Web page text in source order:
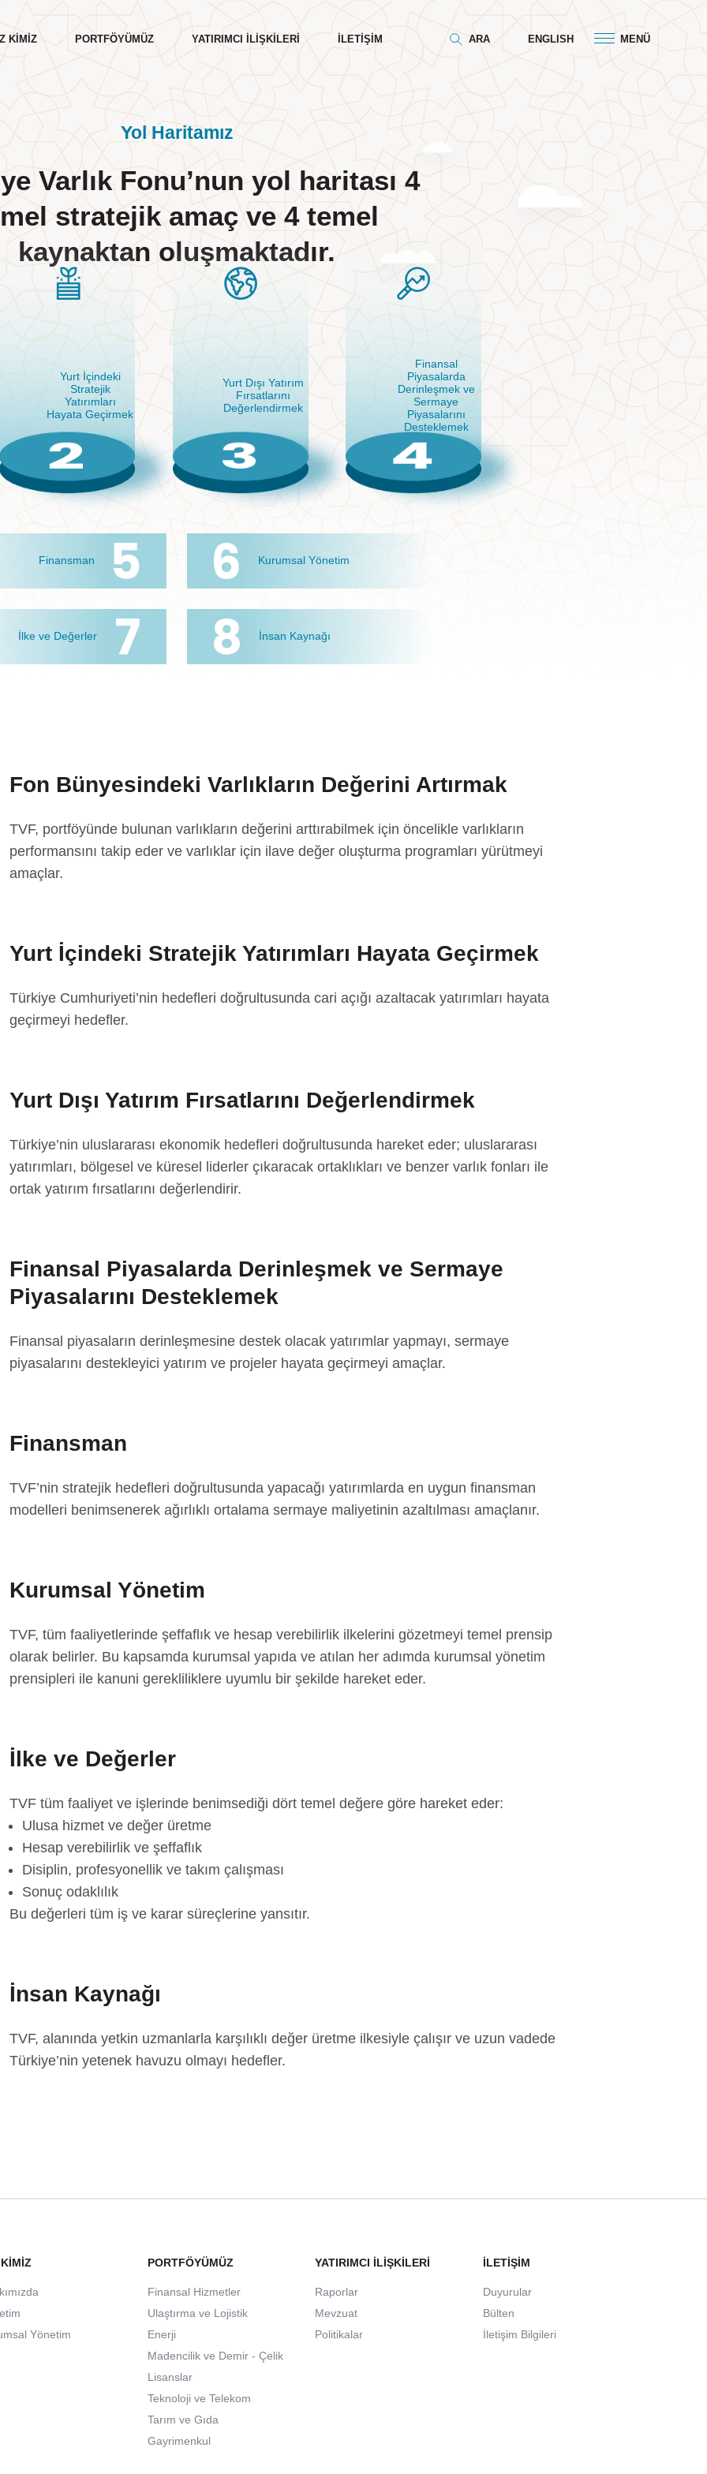
KIMIZ PORTFÖYÜMÜZ YATIRIMCI İLIŞKILERI İLETIŞIM ARA ENGLISH MENÜ
Kurumsal Yönetim
Değerlerimiz
İnsan Kaynakları
Politikalarımız
Sürdürülebilirlik
Yol Haritamız
Varlık Fonu’nun yol haritası 4
stratejik amaç ve 4 temel
kaynaktan oluşmaktadır.
Yurt İçindeki
Stratejik
Yatırımları
Hayata Geçirmek
Yurt Dışı Yatırım
Fırsatlarını
Değerlendirmek
Finansal
Piyasalarda
Derinleşmek ve
Sermaye
Piyasalarını
Desteklemek
Finansman Kurumsal Yönetim
İlke ve Değerler İnsan Kaynağı
Fon Bünyesindeki Varlıkların Değerini Artırmak
TVF, portföyünde bulunan varlıkların değerini arttırabilmek için öncelikle varlıkların
performansını takip eder ve varlıklar için ilave değer oluşturma programları yürütmeyi
amaçlar.
Yurt İçindeki Stratejik Yatırımları Hayata Geçirmek
Türkiye Cumhuriyeti’nin hedefleri doğrultusunda cari açığı azaltacak yatırımları hayata
geçirmeyi hedefler.
Yurt Dışı Yatırım Fırsatlarını Değerlendirmek
Türkiye’nin uluslararası ekonomik hedefleri doğrultusunda hareket eder; uluslararası
yatırımları, bölgesel ve küresel liderler çıkaracak ortaklıkları ve benzer varlık fonları ile
ortak yatırım fırsatlarını değerlendirir.
Finansal Piyasalarda Derinleşmek ve Sermaye
Piyasalarını Desteklemek
Finansal piyasaların derinleşmesine destek olacak yatırımlar yapmayı, sermaye
piyasalarını destekleyici yatırım ve projeler hayata geçirmeyi amaçlar.
Finansman
TVF’nin stratejik hedefleri doğrultusunda yapacağı yatırımlarda en uygun finansman
modelleri benimsenerek ağırlıklı ortalama sermaye maliyetinin azaltılması amaçlanır.
Kurumsal Yönetim
TVF, tüm faaliyetlerinde şeffaflık ve hesap verebilirlik ilkelerini gözetmeyi temel prensip
olarak belirler. Bu kapsamda kurumsal yapıda ve atılan her adımda kurumsal yönetim
prensipleri ile kanuni gerekliliklere uyumlu bir şekilde hareket eder.
İlke ve Değerler
TVF tüm faaliyet ve işlerinde benimsediği dört temel değere göre hareket eder:
Ulusa hizmet ve değer üretme
Hesap verebilirlik ve şeffaflık
Disiplin, profesyonellik ve takım çalışması
Sonuç odaklılık
Bu değerleri tüm iş ve karar süreçlerine yansıtır.
İnsan Kaynağı
TVF, alanında yetkin uzmanlarla karşılıklı değer üretme ilkesiyle çalışır ve uzun vadede
Türkiye’nin yetenek havuzu olmayı hedefler.
Yönetim
PORTFÖYÜMÜZ
Finansal Hizmetler
Ulaştırma ve Lojistik
Enerji
Madencilik ve Demir - Çelik
Lisanslar
Teknoloji ve Telekom
Tarım ve Gıda
Gayrimenkul
YATIRIMCI İLIŞKILERI
Raporlar
Mevzuat
Politikalar
İLETIŞIM
Duyurular
Bülten
İletişim Bilgileri